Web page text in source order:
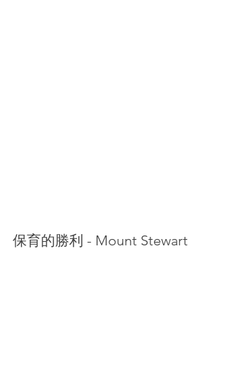
保育的勝利 - Mount Stewart